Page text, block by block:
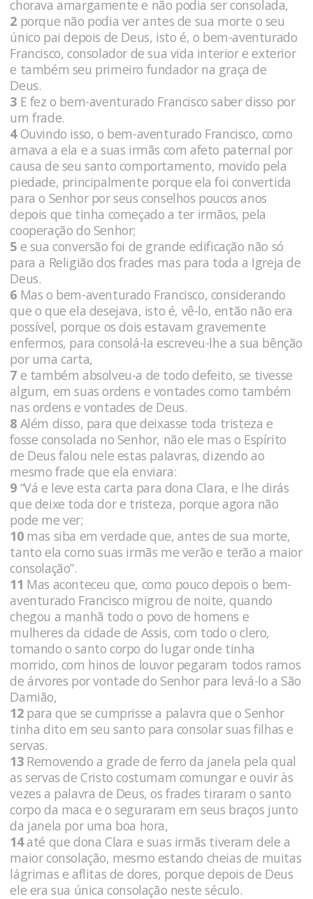
chorava amargamente e não podia ser consolada,
2 porque não podia ver antes de sua morte o seu
único pai depois de Deus, isto é, o bem-aventurado
Francisco, consolador de sua vida interior e exterior
e também seu primeiro fundador na graça de
Deus.
3 E fez o bem-aventurado Francisco saber disso por
um frade.
4Ouvindo isso, o bem-aventurado Francisco, como
amava a ela e a suas irmãs com afeto paternal por
causa de seu santo comportamento, movido pela
piedade, principalmente porque ela foi convertida
para o Senhor por seus conselhos poucos anos
depois que tinha começado a ter irmãos, pela
cooperação do Senhor;
5 e sua conversão foi de grande edificação não só
para a Religião dos frades mas para toda a Igreja de
Deus.
6 Mas o bem-aventurado Francisco, considerando
que o que ela desejava, isto é, vê-lo, então não era
possível, porque os dois estavam gravemente
enfermos, para consolá-la escreveu-lhe a sua bênção
por uma carta,
7 e também absolveu-a de todo defeito, se tivesse
algum, em suas ordens e vontades como também
nas ordens e vontades de Deus.
8 Além disso, para que deixasse toda tristeza e
fosse consolada no Senhor, não ele mas o Espírito
de Deus falou nele estas palavras, dizendo ao
mesmo frade que ela enviara:
9 “Vá e leve esta carta para dona Clara, e lhe dirás
que deixe toda dor e tristeza, porque agora não
pode me ver;
10mas siba em verdade que, antes de sua morte,
tanto ela como suas irmãs me verão e terão a maior
consolação”.
11 Mas aconteceu que, como pouco depois o bem-
aventurado Francisco migrou de noite, quando
chegou a manhã todo o povo de homens e
mulheres da cidade de Assis, com todo o clero,
tomando o santo corpo do lugar onde tinha
morrido, com hinos de louvor pegaram todos ramos
de árvores por vontade do Senhor para levá-lo a São
Damião,
12para que se cumprisse a palavra que o Senhor
tinha dito em seu santo para consolar suas filhas e
servas.
13Removendo a grade de ferro da janela pela qual
as servas de Cristo costumam comungar e ouvir às
vezes a palavra de Deus, os frades tiraram o santo
corpo da maca e o seguraram em seus braços junto
da janela por uma boa hora,
14até que dona Clara e suas irmãs tiveram dele a
maior consolação, mesmo estando cheias de muitas
lágrimas e aflitas de dores, porque depois de Deus
ele era sua única consolação neste século.